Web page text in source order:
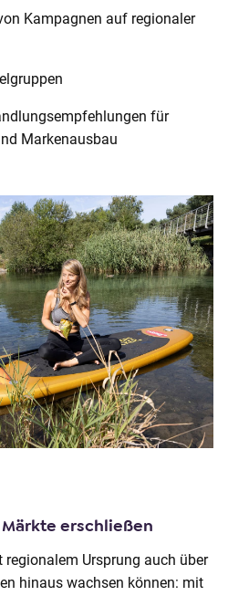
Kampagnen auf regionaler
für
Markenausbau
erschließen
Ursprung auch über
hinaus wachsen können: mit